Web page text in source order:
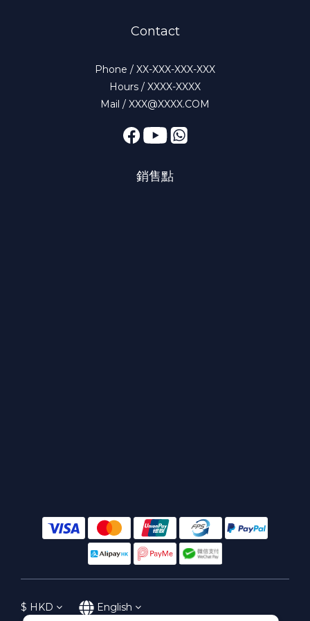
Contact
Phone / XX-XXX-XXX-XXX
Hours / XXXX-XXXX
Mail / XXX@XXXX.COM
銷售點
$ HKD English